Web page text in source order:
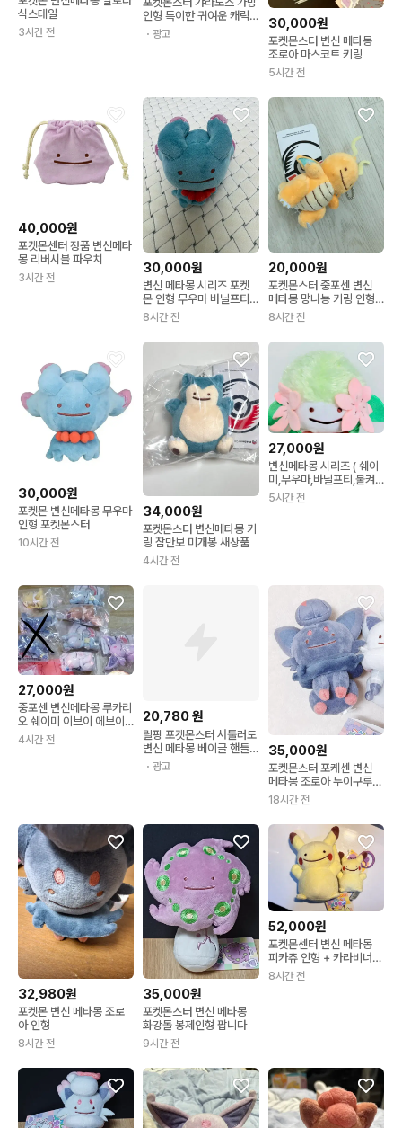
식스테일
3시간 전
인형 특이한 귀여운 캐릭
터 등에 메는 포켓몬, 1개,
갸라도스, 70cm
・광고
30,000원
포켓몬스터 변신 메타몽
조로아 마스코트 키링
5시간 전
40,000원
포켓몬센터 정품 변신메타
몽 리버시블 파우치
3시간 전
30,000원
변신 메타몽 시리즈 포켓
몬 인형 무우마 바닐프티
베베놈
8시간 전
20,000원
포켓몬스터 중포센 변신
메타몽 망나뇽 키링 인형
누이
8시간 전
30,000원
포켓몬 변신메타몽 무우마
인형 포켓몬스터
10시간 전
34,000원
포켓몬스터 변신메타몽 키
링 잠만보 미개봉 새상품
4시간 전
27,000원
변신메타몽 시리즈 ( 쉐이
미,무우마,바닐프티,불켜
미)
5시간 전
27,000원
중포센 변신메타몽 루카리
오 쉐이미 이브이 에브이
님피아 쥬피썬더인형키링
4시간 전
20,780원
릴팡 포켓몬스터 서툴러도
변신 메타몽 베이글 핸들
이중스텐 텀블러
・광고
35,000원
포켓몬스터 포케센 변신
메타몽 조로아 누이구루미
인형
18시간 전
32,980원
포켓몬 변신 메타몽 조로
아 인형
8시간 전
35,000원
포켓몬스터 변신 메타몽
화강돌 봉제인형 팝니다
9시간 전
52,000원
포켓몬센터 변신 메타몽
피카츄 인형 + 카라비너
마스코트 키링
8시간 전